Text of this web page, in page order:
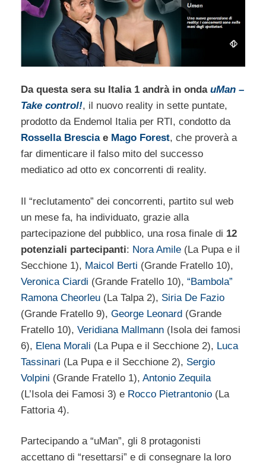
Da questa sera su Italia 1 andrà in onda uMan –
Take control!, il nuovo reality in sette puntate,
prodotto da Endemol Italia per RTI, condotto da
Rossella Bresciae Mago Forest, che proverà a
far dimenticare il falso mito del successo
mediatico ad otto ex concorrenti di reality.
Il “reclutamento” dei concorrenti, partito sul web
un mese fa, ha individuato, grazie alla
partecipazione del pubblico, una rosa finale di 12
potenziali partecipanti: Nora Amile (La Pupa e il
Secchione 1), Maicol Berti (Grande Fratello 10),
Veronica Ciardi (Grande Fratello 10), “Bambola”
Ramona Cheorleu (La Talpa 2), Siria De Fazio
(Grande Fratello 9), George Leonard (Grande
Fratello 10), Veridiana Mallmann (Isola dei famosi
6), Elena Morali (La Pupa e il Secchione 2), Luca
Tassinari (La Pupa e il Secchione 2), Sergio
Volpini (Grande Fratello 1), Antonio Zequila
(L’Isola dei Famosi 3) e Rocco Pietrantonio (La
Fattoria 4).
Partecipando a “uMan”, gli 8 protagonisti
accettano di “resettarsi” e di consegnare la loro